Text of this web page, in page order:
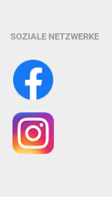
SOZIALE NETZWERKE